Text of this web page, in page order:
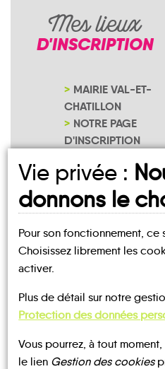
Mes lieux
D'INSCRIPTION
MAIRIE VAL-ET-
CHATILLON
NOTRE PAGE
D'INSCRIPTION
UN AVIS, UN
À
Vie privée :
donnons le
Pour son fonctionnement, ce
Choisissez librement les
activer.
Plus de détail sur notre
Protection des données
Vous pourrez, à tout
le lien Gestion des cookies